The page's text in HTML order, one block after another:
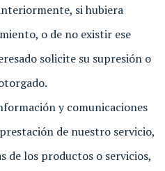
si hubiera
o de no existir ese
solicite su supresión o
y comunicaciones
de nuestro servicio,
de los productos o servicios,